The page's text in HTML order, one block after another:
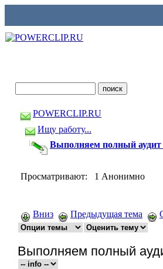
POWERCLIP.RU
Ищу работу...
Выполняем полный аудит
Просматривают: 1 Анонимно
Вниз Предыдущая тема
Выполняем полный